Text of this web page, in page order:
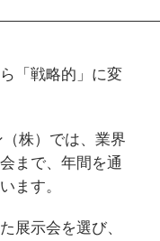
「戦略的」に変
株）では、業界
まで、年間を通
ます。
展示会を選び、